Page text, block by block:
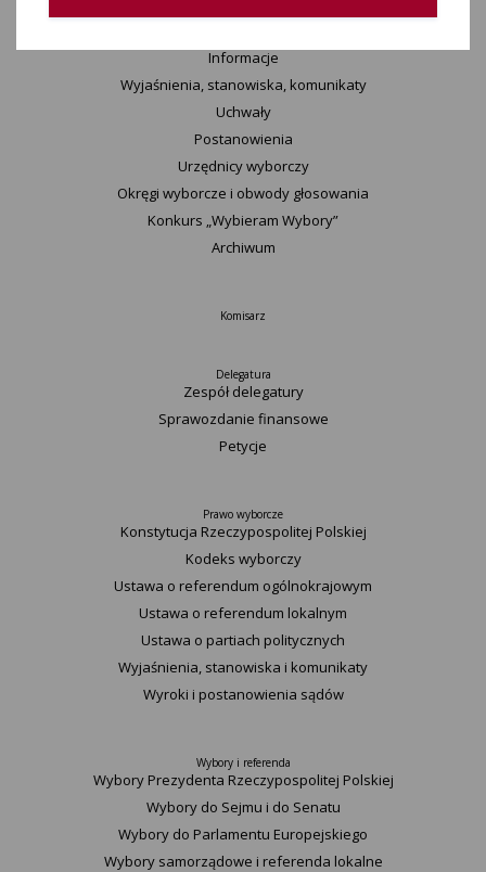
Informacje
Wyjaśnienia, stanowiska, komunikaty
Uchwały
Postanowienia
Urzędnicy wyborczy
Okręgi wyborcze i obwody głosowania
Konkurs „Wybieram Wybory”
Archiwum
Komisarz
Delegatura
Zespół delegatury
Sprawozdanie finansowe
Petycje
Prawo wyborcze
Konstytucja Rzeczypospolitej Polskiej​
Kodeks wyborczy
Ustawa o referendum ogólnokrajowym
Ustawa o referendum lokalnym
Ustawa o partiach politycznych
Wyjaśnienia, stanowiska i komunikaty
Wyroki i postanowienia sądów
Wybory i referenda
Wybory Prezydenta Rzeczypospolitej Polskiej
Wybory do Sejmu i do Senatu
Wybory do Parlamentu Europejskiego
Wybory samorządowe i referenda lokalne